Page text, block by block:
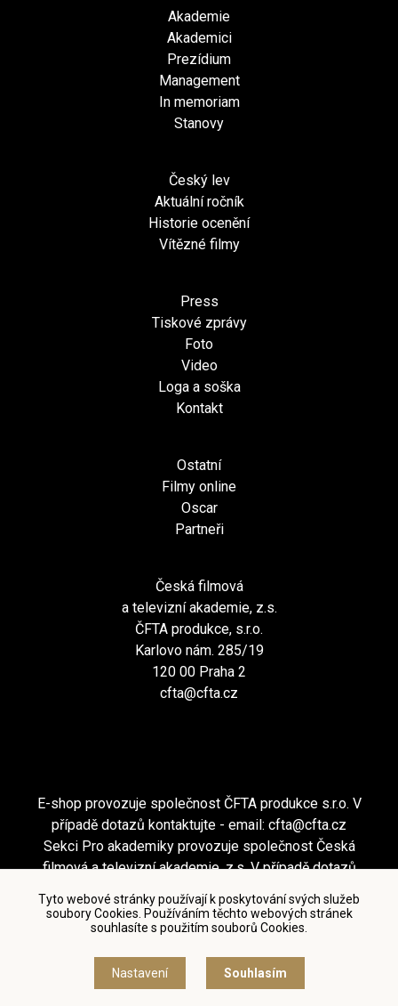
Tyto webové stránky používají k poskytování svých služeb
soubory Cookies. Používáním těchto webových stránek
souhlasíte s použitím souborů Cookies.
Nastavení Souhlasím
Akademie
Akademici
Prezídium
Management
In memoriam
Stanovy
Český lev
Aktuální ročník
Historie ocenění
Vítězné filmy
Press
Tiskové zprávy
Foto
Video
Loga a soška
Kontakt
Ostatní
Filmy online
Oscar
Partneři
Česká filmová
a televizní akademie, z.s.
ČFTA produkce, s.r.o.
Karlovo nám. 285/19
120 00 Praha 2
cfta@cfta.cz
E-shop provozuje společnost ČFTA produkce s.r.o. V
případě dotazů kontaktujte - email: cfta@cfta.cz
Sekci Pro akademiky provozuje společnost Česká
filmová a televizní akademie, z.s. V případě dotazů
Podmínky užití a zásady ochrany osobních údajů
Nastavení cookies